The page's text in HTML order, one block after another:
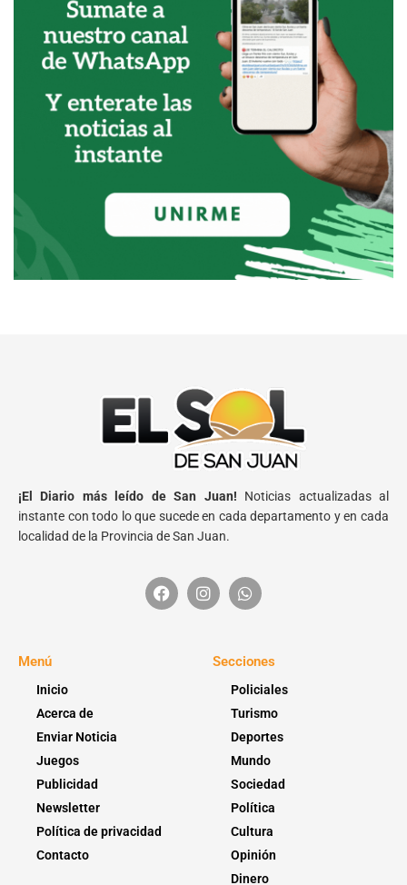
¡El Diario más leído de San Juan! Noticias actualizadas al
instante con todo lo que sucede en cada departamento y en cada
localidad de la Provincia de San Juan.
Menú
Inicio
Acerca de
Enviar Noticia
Juegos
Publicidad
Newsletter
Política de privacidad
Contacto
Secciones
Policiales
Turismo
Deportes
Mundo
Sociedad
Política
Cultura
Opinión
Dinero